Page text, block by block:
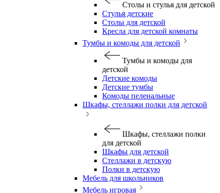
Столы и стулья для детской
Стулья детские
Столы для детской
Кресла для детской комнаты
Тумбы и комоды для детской
Тумбы и комоды для
детской
Детские комоды
Детские тумбы
Комоды пеленальные
Шкафы, стеллажи полки для детской
Шкафы, стеллажи полки
для детской
Шкафы для детской
Стеллажи в детскую
Полки в детскую
Мебель для школьников
Мебель игровая